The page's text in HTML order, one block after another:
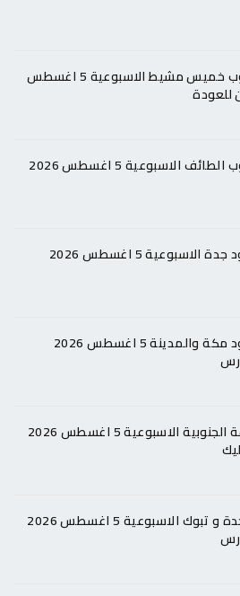
عروض الدانوب خميس مشيط الاسبوعية 5 اغسطس
الاسبوعية 5 اغسطس 2026
5 اغسطس 2026
عروض بن داود مكة والمدينة 5 اغسطس 2026
عروض المزرعة الجنوبية الاسبوعية 5 اغسطس 2026
عروض لولو جدة و تبوك الاسبوعية 5 اغسطس 2026